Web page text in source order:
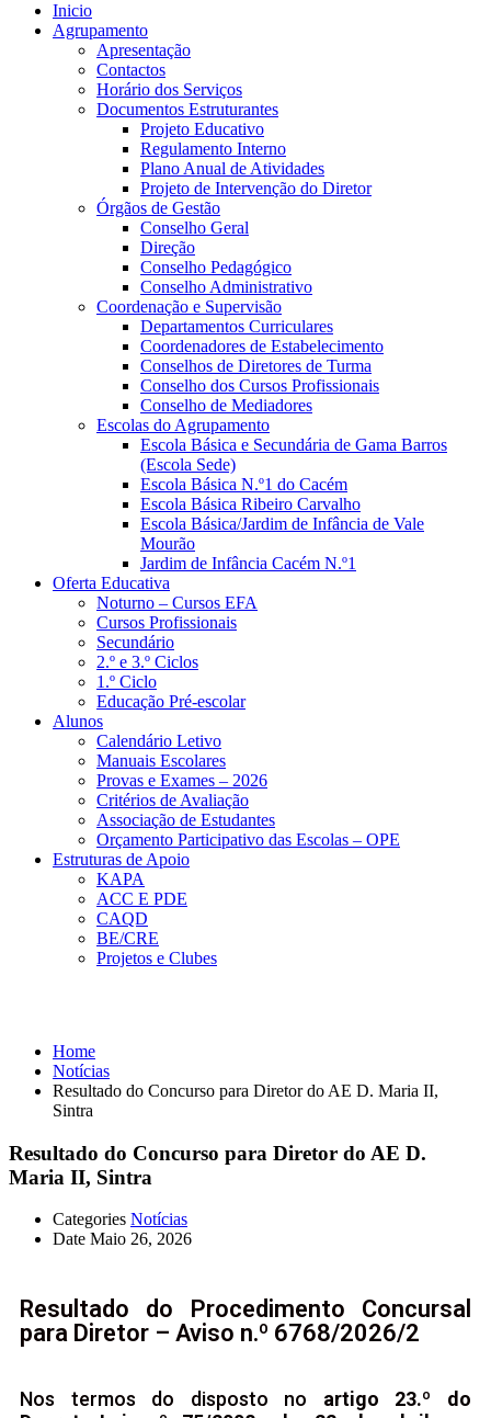
Inicio
Agrupamento
Apresentação
Contactos
Horário dos Serviços
Documentos Estruturantes
Projeto Educativo
Regulamento Interno
Plano Anual de Atividades
Projeto de Intervenção do Diretor
Órgãos de Gestão
Conselho Geral
Direção
Conselho Pedagógico
Conselho Administrativo
Coordenação e Supervisão
Departamentos Curriculares
Coordenadores de Estabelecimento
Conselhos de Diretores de Turma
Conselho dos Cursos Profissionais
Conselho de Mediadores
Escolas do Agrupamento
Escola Básica e Secundária de Gama Barros
(Escola Sede)
Escola Básica N.º1 do Cacém
Escola Básica Ribeiro Carvalho
Escola Básica/Jardim de Infância de Vale
Mourão
Jardim de Infância Cacém N.º1
Oferta Educativa
Noturno – Cursos EFA
Cursos Profissionais
Secundário
2.º e 3.º Ciclos
1.º Ciclo
Educação Pré-escolar
Alunos
Calendário Letivo
Manuais Escolares
Provas e Exames – 2026
Critérios de Avaliação
Associação de Estudantes
Orçamento Participativo das Escolas – OPE
Estruturas de Apoio
KAPA
ACC E PDE
CAQD
BE/CRE
Projetos e Clubes
Home
Notícias
Resultado do Concurso para Diretor do AE D. Maria II,
Sintra
Resultado do Concurso para Diretor do AE D.
Maria II, Sintra
Categories Notícias
Date Maio 26, 2026
Resultado do Procedimento Concursal
para Diretor – Aviso n.º 6768/2026/2
Nos termos do disposto no artigo 23.º do